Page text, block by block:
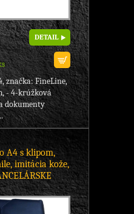
DETAIL
značka: FineLine,
- 4-krúžková
dokumenty
A4 s klipom,
imitácia kože,